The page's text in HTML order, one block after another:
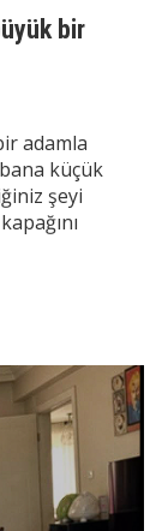
bir
adamla
küçük
şeyi